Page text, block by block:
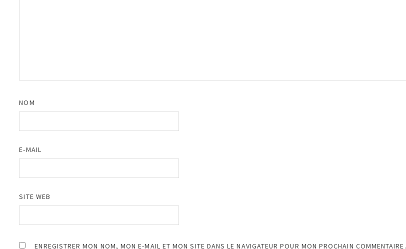
NOM
E-MAIL
SITE WEB
ENREGISTRER MON NOM, MON E-MAIL ET MON SITE DANS LE NAVIGATEUR POUR MON PROCHAIN COMMENTAIRE.